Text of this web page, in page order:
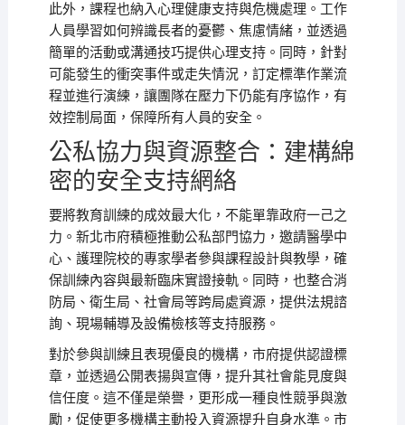
此外，課程也納入心理健康支持與危機處理。工作
人員學習如何辨識長者的憂鬱、焦慮情緒，並透過
簡單的活動或溝通技巧提供心理支持。同時，針對
可能發生的衝突事件或走失情況，訂定標準作業流
程並進行演練，讓團隊在壓力下仍能有序協作，有
效控制局面，保障所有人員的安全。
公私協力與資源整合：建構綿
密的安全支持網絡
要將教育訓練的成效最大化，不能單靠政府一己之
力。新北市府積極推動公私部門協力，邀請醫學中
心、護理院校的專家學者參與課程設計與教學，確
保訓練內容與最新臨床實證接軌。同時，也整合消
防局、衛生局、社會局等跨局處資源，提供法規諮
詢、現場輔導及設備檢核等支持服務。
對於參與訓練且表現優良的機構，市府提供認證標
章，並透過公開表揚與宣傳，提升其社會能見度與
信任度。這不僅是榮譽，更形成一種良性競爭與激
勵，促使更多機構主動投入資源提升自身水準。市